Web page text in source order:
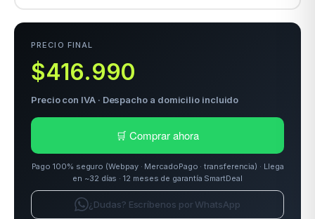
→
PRECIO FINAL
$416.990
Precio con IVA · Despacho a domicilio incluido
🛒 Comprar ahora
Pago 100% seguro (Webpay · MercadoPago · transferencia) · Llega
en ~32 días · 12 meses de garantía SmartDeal
¿Dudas? Escríbenos por WhatsApp